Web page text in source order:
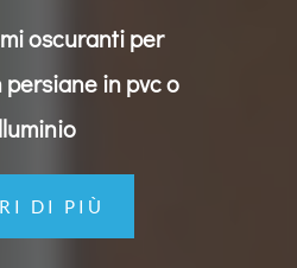
oscuranti per
in pvc o
DI PIÙ